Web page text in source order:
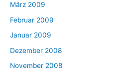
März 2009
Februar 2009
Januar 2009
Dezember 2008
November 2008